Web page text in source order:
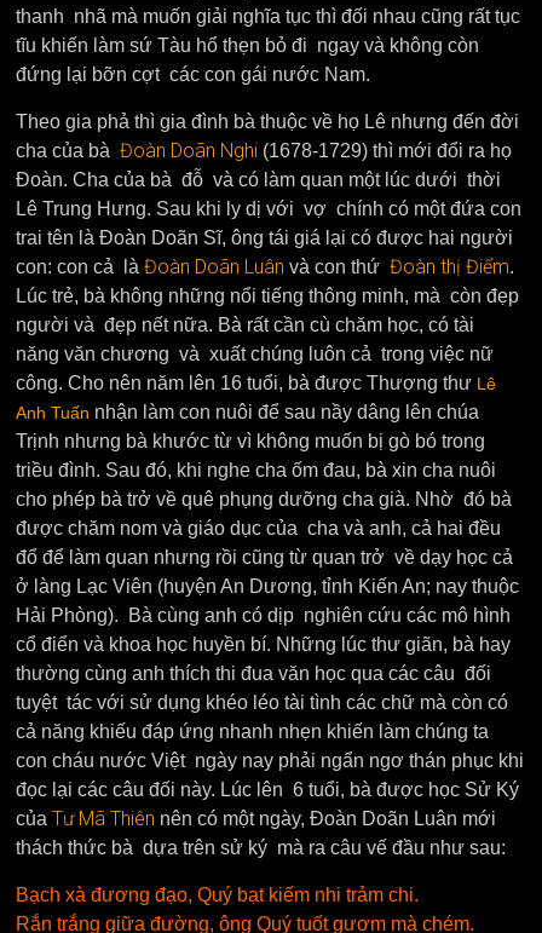
thanh nhã mà muốn giải nghĩa tục thì đối nhau cũng rất tục
tĩu khiến làm sứ Tàu hổ thẹn bỏ đi ngay và không còn
đứng lại bỡn cợt các con gái nước Nam.
Theo gia phả thì gia đình bà thuộc về họ Lê nhưng đến đời
cha của bàĐoàn Doãn Nghi (1678-1729) thì mới đổi ra họ
Đoàn. Cha của bà đỗ và có làm quan một lúc dưới thời
Lê Trung Hưng. Sau khi ly dị với vợ chính có một đứa con
trai tên là Đoàn Doãn Sĩ, ông tái giá lại có được hai người
con: con cả làĐoàn Doãn Luân và con thứĐoàn thị Điểm.
Lúc trẻ, bà không những nổi tiếng thông minh, mà còn đẹp
người và đẹp nết nữa. Bà rất cần cù chăm học, có tài
năng văn chương và xuất chúng luôn cả trong việc nữ
công. Cho nên năm lên 16 tuổi, bà được Thượng thư Lê
Anh Tuấn nhận làm con nuôi để sau nầy dâng lên chúa
Trịnh nhưng bà khước từ vì không muốn bị gò bó trong
triều đình. Sau đó, khi nghe cha ốm đau, bà xin cha nuôi
cho phép bà trở về quê phụng dưỡng cha già. Nhờ đó bà
được chăm nom và giáo dục của cha và anh, cả hai đều
đổ để làm quan nhưng rồi cũng từ quan trở về dạy học cả
ở làng Lạc Viên (huyện An Dương, tỉnh Kiến An; nay thuộc
Hải Phòng). Bà cùng anh có dịp nghiên cứu các mô hình
cổ điển và khoa học huyền bí. Những lúc thư giãn, bà hay
thường cùng anh thích thi đua văn học qua các câu đối
tuyệt tác với sử dụng khéo léo tài tình các chữ mà còn có
cả năng khiếu đáp ứng nhanh nhẹn khiến làm chúng ta
con cháu nước Việt ngày nay phải ngẩn ngơ thán phục khi
đọc lại các câu đối này. Lúc lên 6 tuổi, bà được học Sử Ký
của Tư Mã Thiên nên có một ngày, Đoàn Doãn Luân mới
thách thức bà dựa trên sử ký mà ra câu vế đầu như sau:
Bạch xà đương đạo, Quý bạt kiếm nhi trảm chi.
Rắn trắng giữa đường, ông Quý tuốt gươm mà chém.